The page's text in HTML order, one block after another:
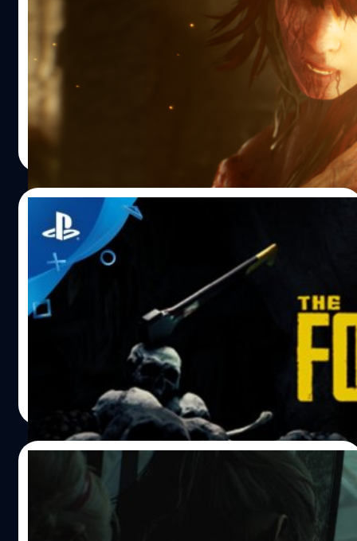
สำหรับใครที่เล่นเกม Agony แล้วเกิดติดใจอยากเล่นต่อ ก็
เตรียมรอเล่นเนื้อเรื่องแยกกันได้เลย เพราะล่าสุด Madmind
Studio ทีมพัฒนาได้ประกาศเปิดตัวเกมแนวแอคชั่น สยอง
ขวัญ ที่มีชื่อว่า Succubus ซึ่งเป็นเกมที่มีเนื้อเรื่องแยกออกมา
จากเกม Agony โดยมีกำหนดวางจำหน่ายบนแพลตฟอร์ม
Steam พร้อมทั้งปล่อยภาพสกรีนช็อตและคลิปเกมเพลย์แรก
ออกมาให้ชมกัน https://youtu.be/RqLM-YsXGek โดยเนื้อ
เรื่องในเกม Succubus เกิดขึ้นหลังจากการหายตัวไปของผู้
ปกครองดินแดนนรก ทำให้ Nimrod ขึ้นมาเป็นผู้ปกครองแทน
เพราะเขาเป็นวิญญาณเพียงดวงเดียวที่มีพลังในการควบคุม
จิตวิญญาณของสัตว์เดรัจฉานที่อยู่ในนรกแห่งนี้ Nimrod ใช้
อำนาจแต่งตั้งตัวเองเป็นราชาและแต่งตั้ง Succubus เป็น
ราชินีพร้อมทั้งสร้างอาณาจักรใหม่ขึ้นมาเพื่อควบคุม
สถานการณ์ความวุ่นวายที่เกิดขึ้นจากราชาคนก่อน Succubus
พบว่าตัวเองไม่ชอบการใช้ชีวิตอย่างหรูหราฟุ่มเฟือยแบบราชินี
เธอจึงได้ตัดสินใจออกมาจากอาณาจักรและเดินทางไปยังดิน
แดนอันห่างไกล ระหว่างการเดินทาง เธอได้พบกับ Baphomet
และกองทัพของเขาที่กำลังจะเดินทางไปชิงดวงวิญญาณของ
Nimrod ซึ่งก่อนหน้านี้ Baphomet ได้ทรยศและทำลายเผ่า
พันธุ์ของเธอ Succubus จึงเหลือเพียงสิ่งเดียวที่ต้องทำนั่นก็
คือ การล้างแค้น อ้างอิง
ศุภกร ประเสริฐศิลป์
06/12/2018
The Forest เตรียมปล่อยอัพเดตใหม่ เพิ่ม
เครื่องร่อนและสัตว์ประหลาดสุดสะพรึง
Endnight Games ทีมพัฒนาได้ประกาศเตรียมปล่อยแพทช์
อัพเดตใหม่ของเกมเอาชีวิตรอดบนเกาะร้าง The Forest ในวัน
ที่ 10 ธันวาคมนี้ บนแพลตฟอร์ม PlayStation 4 และ PC โดย
ในแพทช์ใหม่นี้จะเพิ่มฟีเจอร์ใหม่ๆ เข้ามามากมาย เช่น ของ
ตกแต่งบ้านที่ทำจากไม้, เครื่องช่วยหายใจใต้น้ำ, ถ้ำใต้น้ำ,
เครื่องร่อนที่จะช่วยให้คุณได้บินสำรวจทั่วทุกพื้นที่ของเกาะ
และสัตว์ประหลาดชนิดใหม่อันน่าสะพรึงกลัว
https://youtu.be/j-MSFEqWPOw สำหรับใครที่ยังไม่รู้จัก
The Forest เป็นเกมแนวสยองขวัญ เอาชีวิตรอด โดยมีเรื่อง
ราวเกิดขึ้นหลังเกิดอุบัติเหตุเครื่องบินโดยสารตกบนเกาะร้าง
แห่งหนึ่ง ผู้เล่นจะต้องออกสำรวจ หาอาหาร สร้างที่พัก และ
ต่อสู้เพื่อเอาชีวิตรอดบนเกาะร้างแห่งนี้ให้ได้ อ้างอิง
| 2802 days ago
05/12/2018
ระทึกไปกับการถูกตามล่าโดย Mr.X ในคลิปเกม
เพลย์ใหม่ของ Resident Evil 2 Remake